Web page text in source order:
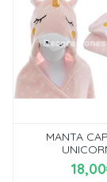
MANTA